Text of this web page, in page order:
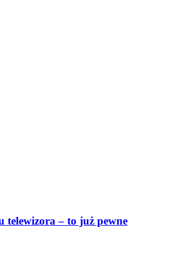
telewizora – to już pewne